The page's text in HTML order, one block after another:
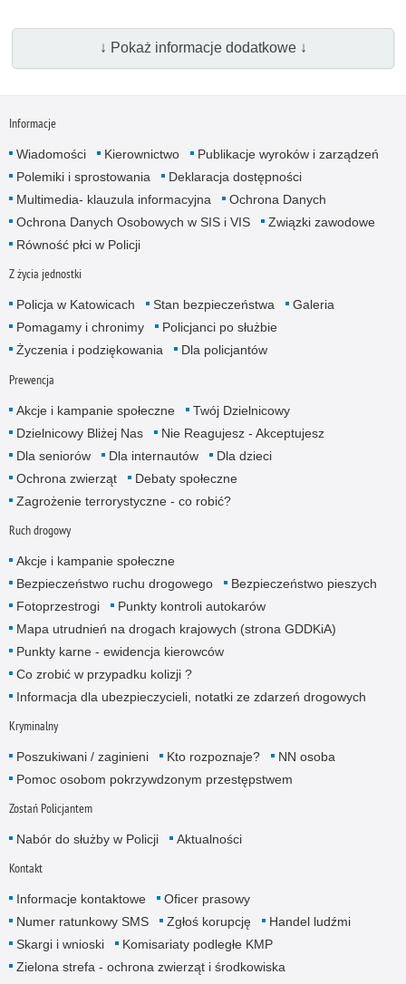
↓ Pokaż informacje dodatkowe ↓
Informacje
Wiadomości Kierownictwo
Publikacje wyroków i zarządzeń
Polemiki i sprostowania
Deklaracja dostępności
Multimedia- klauzula informacyjna
Ochrona Danych
Ochrona Danych Osobowych w SIS i VIS
Związki zawodowe
Równość płci w Policji
Z życia jednostki
Policja w Katowicach Stan bezpieczeństwa
Galeria
Pomagamy i chronimy
Policjanci po służbie
Życzenia i podziękowania
Dla policjantów
Prewencja
Akcje i kampanie społeczne
Twój Dzielnicowy
Dzielnicowy Bliżej Nas
Nie Reagujesz - Akceptujesz
Dla seniorów
Dla internautów
Dla dzieci
Ochrona zwierząt
Debaty społeczne
Zagrożenie terrorystyczne - co robić?
Ruch drogowy
Akcje i kampanie społeczne
Bezpieczeństwo ruchu drogowego
Bezpieczeństwo pieszych
Fotoprzestrogi
Punkty kontroli autokarów
Mapa utrudnień na drogach krajowych (strona GDDKiA)
Punkty karne - ewidencja kierowców
Co zrobić w przypadku kolizji ?
Informacja dla ubezpieczycieli, notatki ze zdarzeń drogowych
Kryminalny
Poszukiwani / zaginieni Kto rozpoznaje?
NN osoba
Pomoc osobom pokrzywdzonym przestępstwem
Zostań Policjantem
Nabór do służby w Policji Aktualności
Kontakt
Informacje kontaktowe
Oficer prasowy
Numer ratunkowy SMS
Zgłoś korupcję
Handel ludźmi
Skargi i wnioski
Komisariaty podległe KMP
Zielona strefa - ochrona zwierząt i środkowiska